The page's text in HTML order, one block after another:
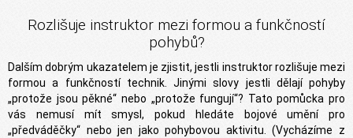
Rozlišuje instruktor mezi formou a funkčností
pohybů?
Dalším dobrým ukazatelem je zjistit, jestli instruktor rozlišuje mezi
formou a funkčností technik. Jinými slovy jestli dělají pohyby
„protože jsou pěkné“ nebo „protože fungují“? Tato pomůcka pro
vás nemusí mít smysl, pokud hledáte bojové umění pro
„předváděčky“ nebo jen jako pohybovou aktivitu. (Vycházíme z